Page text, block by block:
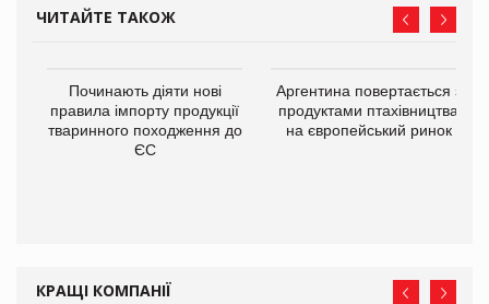
ЧИТАЙТЕ ТАКОЖ
Починають діяти нові
правила імпорту продукції
тваринного походження до
ЄС
Аргентина повертається з
продуктами птахівництва
на європейський ринок
КРАЩІ КОМПАНІЇ